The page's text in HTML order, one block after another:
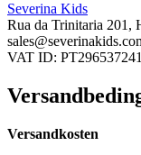
Severina Kids
Rua da Trinitaria 201,
VAT ID: PT296537241
Versandkosten